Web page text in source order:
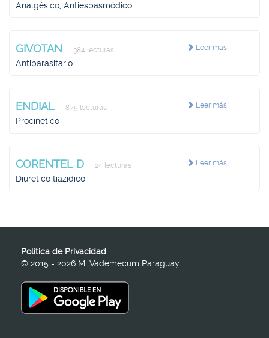
Analgésico, Antiespasmódico
Leer más
GIVOTAN 384 lecturas
Antiparasitario
Leer más
ENDIAL 875 lecturas
Procinético
Leer más
CORENTEL D 24 lecturas
Diurético tiazídico
Política de Privacidad
© 2015 - 2026 Mi Vademecum Paraguay